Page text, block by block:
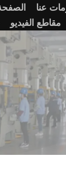
عنا
مقاطع الفيديو